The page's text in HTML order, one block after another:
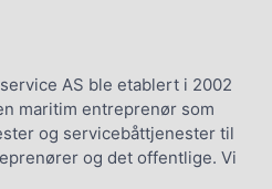
AS ble etablert i 2002
maritim entreprenør som
og servicebåttjenester til
og det offentlige. Vi